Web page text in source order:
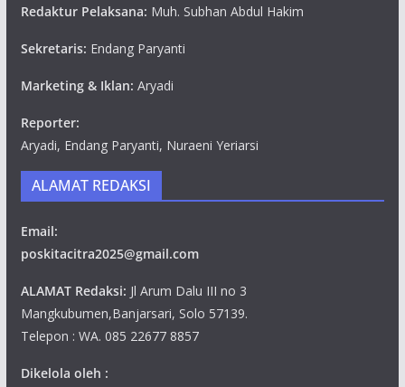
Redaktur Pelaksana: Muh. Subhan Abdul Hakim
Sekretaris: Endang Paryanti
Marketing & Iklan: Aryadi
Reporter:
Aryadi, Endang Paryanti, Nuraeni Yeriarsi
ALAMAT REDAKSI
Email:
poskitacitra2025@gmail.com
ALAMAT Redaksi: Jl Arum Dalu III no 3
Mangkubumen,Banjarsari, Solo 57139.
Telepon : WA. 085 22677 8857
Dikelola oleh :